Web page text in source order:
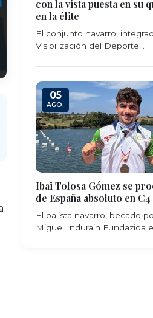
con la vista puesta en su
en la élite
El conjunto navarro,
Visibilización del Deporte...
05
AGO.
Ibai Tolosa Gómez se
de España absoluto en
El palista navarro, becado
Miguel Indurain Fundazioa